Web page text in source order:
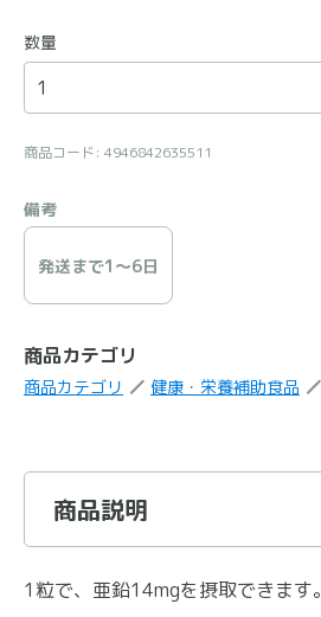
数量
商品コード: 4946842635511
備考
発送まで1〜6日
商品カテゴリ
商品カテゴリ 健康・栄養補助食品
商品説明
1粒で、亜鉛14mgを摂取できます。